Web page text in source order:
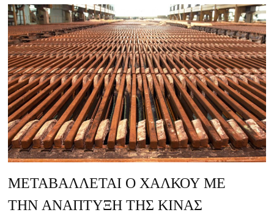
ΜΕΤΑΒΆΛΛΕΤΑΙ Ο ΧΑΛΚΟΎ ΜΕ
ΤΗΝ ΑΝΆΠΤΥΞΗ ΤΗΣ ΚΊΝΑΣ